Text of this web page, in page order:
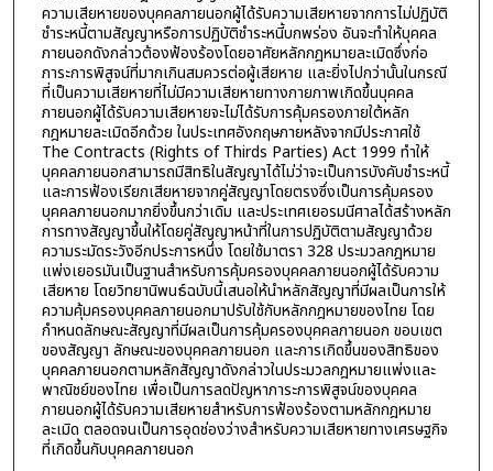
ความเสียหายของบุคคลภายนอกผู้ได้รับความเสียหายจากการไม่ปฏิบัติ
ชำระหนี้ตามสัญญาหรือการปฏิบัติชำระหนี้บกพร่อง อันจะทำให้บุคคล
ภายนอกดังกล่าวต้องฟ้องร้องโดยอาศัยหลักกฎหมายละเมิดซึ่งก่อ
ภาระการพิสูจน์ที่มากเกินสมควรต่อผู้เสียหาย และยิ่งไปกว่านั้นในกรณี
ที่เป็นความเสียหายที่ไม่มีความเสียหายทางกายภาพเกิดขึ้นบุคคล
ภายนอกผู้ได้รับความเสียหายจะไม่ได้รับการคุ้มครองภายใต้หลัก
กฎหมายละเมิดอีกด้วย ในประเทศอังกฤษภายหลังจากมีประกาศใช้
The Contracts (Rights of Thirds Parties) Act 1999 ทำให้
บุคคลภายนอกสามารถมีสิทธิในสัญญาได้ไม่ว่าจะเป็นการบังคับชำระหนี้
และการฟ้องเรียกเสียหายจากคู่สัญญาโดยตรงซึ่งเป็นการคุ้มครอง
บุคคลภายนอกมากยิ่งขึ้นกว่าเดิม และประเทศเยอรมนีศาลได้สร้างหลัก
การทางสัญญาขึ้นให้โดยคู่สัญญาหน้าที่ในการปฏิบัติตามสัญญาด้วย
ความระมัดระวังอีกประการหนึ่ง โดยใช้มาตรา 328 ประมวลกฎหมาย
แพ่งเยอรมันเป็นฐานสำหรับการคุ้มครองบุคคลภายนอกผู้ได้รับความ
เสียหาย โดยวิทยานิพนธ์ฉบับนี้เสนอให้นำหลักสัญญาที่มีผลเป็นการให้
ความคุ้มครองบุคคลภายนอกมาปรับใช้กับหลักกฎหมายของไทย โดย
กำหนดลักษณะสัญญาที่มีผลเป็นการคุ้มครองบุคคลภายนอก ขอบเขต
ของสัญญา ลักษณะของบุคคลภายนอก และการเกิดขึ้นของสิทธิของ
บุคคลภายนอกตามหลักสัญญาดังกล่าวในประมวลกฎหมายแพ่งและ
พาณิชย์ของไทย เพื่อเป็นการลดปัญหาภาระการพิสูจน์ของบุคคล
ภายนอกผู้ได้รับความเสียหายสำหรับการฟ้องร้องตามหลักกฎหมาย
ละเมิด ตลอดจนเป็นการอุดช่องว่างสำหรับความเสียหายทางเศรษฐกิจ
ที่เกิดขึ้นกับบุคคลภายนอก